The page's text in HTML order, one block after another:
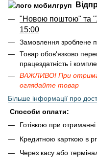
"Новою поштою" та
15:00
Замовлення зроблене
Товар обов'язково
працездатність і
ВАЖЛИВО! При
оглядайте товар
Більше інформації про
Способи оплати:
Готівкою при отриманні.
Кредитною карткою в
Через касу або